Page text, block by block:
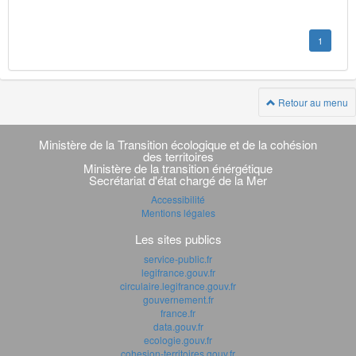
1
Retour au menu
Navigation
transverse
Ministère de la Transition écologique et de la cohésion
des territoires
Ministère de la transition énérgétique
Secrétariat d'état chargé de la Mer
Accessibilité
Mentions légales
Les sites publics
service-public.fr
legifrance.gouv.fr
circulaire.legifrance.gouv.fr
gouvernement.fr
france.fr
data.gouv.fr
ecologie.gouv.fr
cohesion-territoires.gouv.fr